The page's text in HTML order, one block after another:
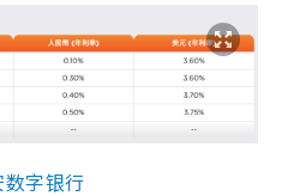
数字银行